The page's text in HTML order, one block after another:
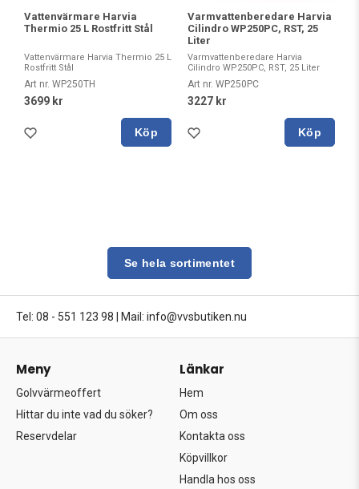
Vattenvärmare Harvia
Thermio 25 L Rostfritt Stål
Vattenvärmare Harvia Thermio 25 L
Rostfritt Stål
Art nr. WP250TH
3699 kr
Köp
Varmvattenberedare Harvia
Cilindro WP250PC, RST, 25
Liter
Varmvattenberedare Harvia
Cilindro WP250PC, RST, 25 Liter
Art nr. WP250PC
3227 kr
Köp
Se hela sortimentet
Tel: 08 - 551 123 98 Mail: info@vvsbutiken.nu
Meny
Golvvärmeoffert
Hittar du inte vad du söker?
Reservdelar
Länkar
Hem
Om oss
Kontakta oss
Köpvillkor
Handla hos oss